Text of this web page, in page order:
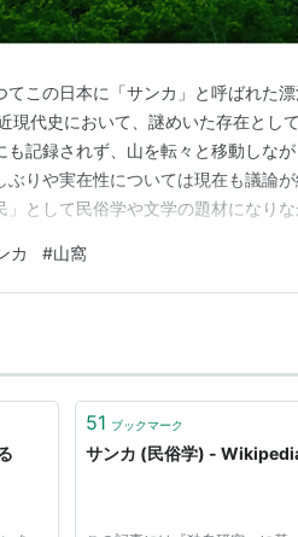
てこの日本に「サンカ」と呼ばれた
現代史において、謎めいた存在とし
も記録されず、山を転々と移動しな
ぶりや実在性については現在も議論
」として民俗学や文学の題材になり
ぐや姫の物語」でも描かれていまし
？どのような生活をしていたのか？
カ #山窩
51 ブックマーク
サンカ (民俗学) -